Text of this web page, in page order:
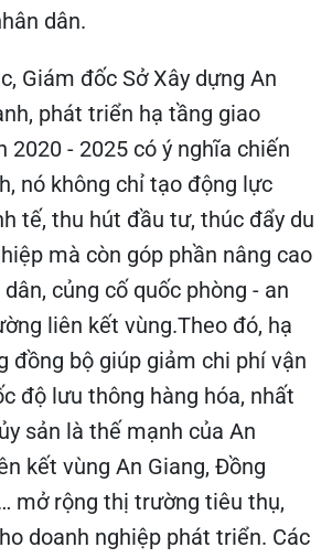
dân.
Giám đốc Sở Xây dựng An
phát triển hạ tầng giao
2020 - 2025 có ý nghĩa chiến
nó không chỉ tạo động lực
tế, thu hút đầu tư, thúc đẩy du
mà còn góp phần nâng cao
củng cố quốc phòng - an
liên kết vùng.Theo đó, hạ
đồng bộ giúp giảm chi phí vận
độ lưu thông hàng hóa, nhất
sản là thế mạnh của An
kết vùng An Giang, Đồng
mở rộng thị trường tiêu thụ,
doanh nghiệp phát triển. Các